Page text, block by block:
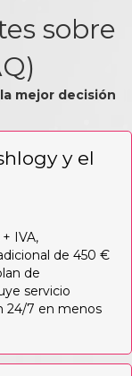
sobre
mejor decisión
y el
IVA,
de 450 €
de
servicio
24/7 en menos